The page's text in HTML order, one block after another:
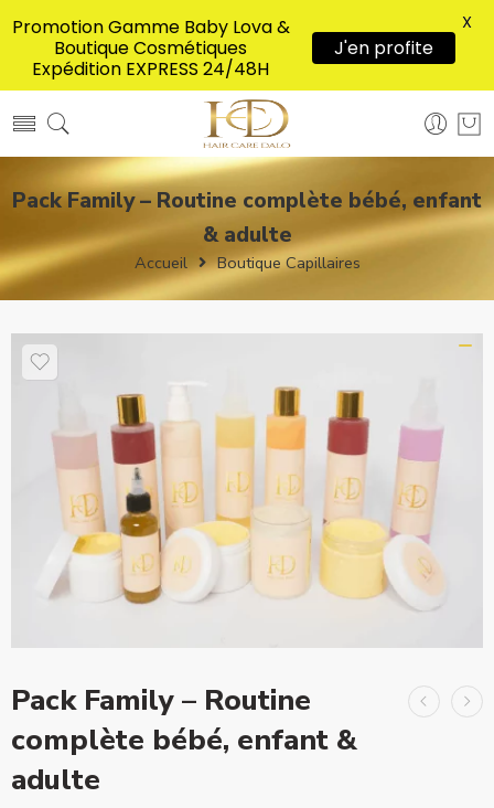
Pack Family – Routine complète bébé, enfant
& adulte
Accueil Boutique Capillaires
Pack Family – Routine
complète bébé, enfant &
adulte
Promotion Gamme Baby Lova &
Boutique Cosmétiques
Expédition EXPRESS 24/48H
J'en profite
X